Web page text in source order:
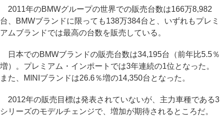
2011年のBMWグループの世界での販売台数は166万8,982
台、BMWブランドに限っても138万384台と、いずれもプレミ
アムブランドでは最高の台数を販売している。
日本でのBMWブランドの販売台数は34,195台（前年比5.5％
増）。プレミアム・インポートでは3年連続の1位となった。
また、MINIブランドは26.6％増の14,350台となった。
2012年の販売目標は発表されていないが、主力車種である3
シリーズのモデルチェンジで、増加が期待されるところだ。